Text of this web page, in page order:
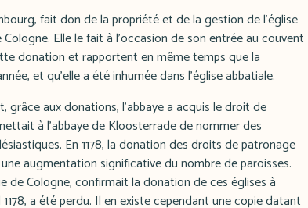
fait don de la propriété et de la gestion de l'église
Elle le fait à l'occasion de son entrée au couvent
donation et rapportent en même temps que la
et qu'elle a été inhumée dans l'église abbatiale.
grâce aux donations, l'abbaye a acquis le droit de
à l'abbaye de Kloosterrade de nommer des
En 1178, la donation des droits de patronage
augmentation significative du nombre de paroisses.
de Cologne, confirmait la donation de ces églises à
a été perdu. Il en existe cependant une copie datant